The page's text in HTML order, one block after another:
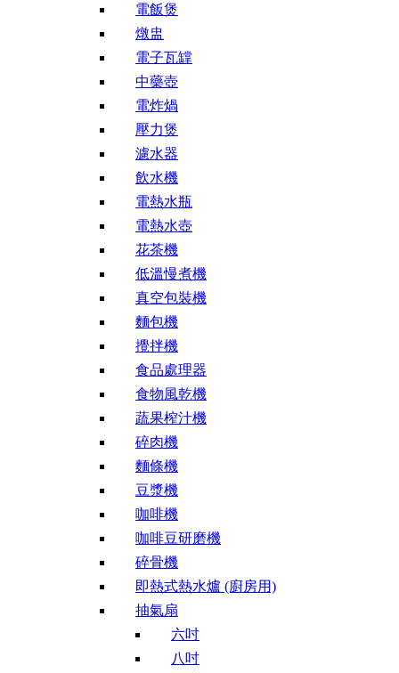
電飯煲
燉盅
電子瓦罉
中藥壺
電炸煱
壓力煲
濾水器
飲水機
電熱水瓶
電熱水壺
花茶機
低溫慢煮機
真空包裝機
麵包機
攪拌機
食品處理器
食物風乾機
蔬果榨汁機
碎肉機
麵條機
豆漿機
咖啡機
咖啡豆研磨機
碎骨機
即熱式熱水爐 (廚房用)
抽氣扇
六吋
八吋